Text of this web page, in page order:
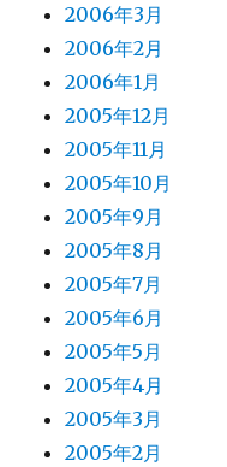
2006年3月
2006年2月
2006年1月
2005年12月
2005年11月
2005年10月
2005年9月
2005年8月
2005年7月
2005年6月
2005年5月
2005年4月
2005年3月
2005年2月